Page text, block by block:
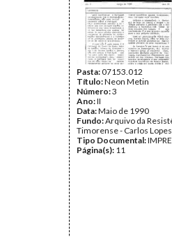
Pasta:07153.012
Título:Neon Metin
Número:3
Ano:II
Data:Maio de 1990
Fundo:Arquivo da
Timorense - Carlos Lopes
Tipo Documental:
Página(s): 11